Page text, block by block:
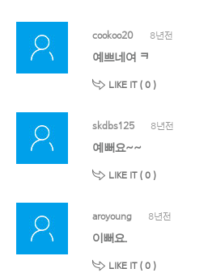
cookoo20 8년전
예쁘네여 ㅋ
LIKE IT ( 0 )
skdbs125 8년전
예뻐요~~
LIKE IT ( 0 )
aroyoung 8년전
이뻐요.
LIKE IT ( 0 )